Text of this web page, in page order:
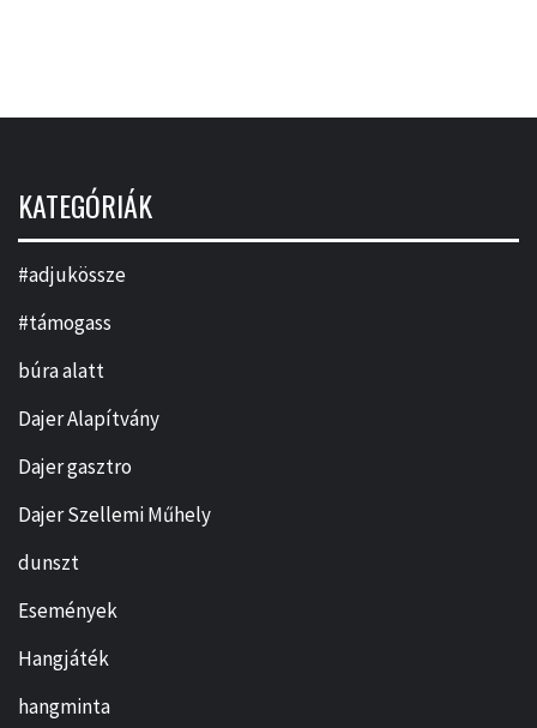
KATEGÓRIÁK
#adjukössze
#támogass
búra alatt
Dajer Alapítvány
Dajer gasztro
Dajer Szellemi Műhely
dunszt
Események
Hangjáték
hangminta